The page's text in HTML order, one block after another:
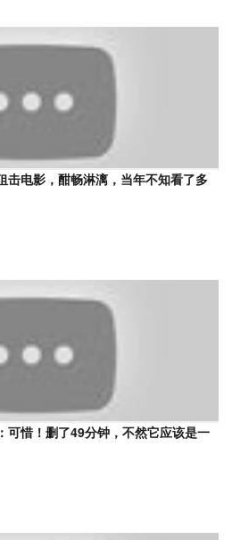
击电影，酣畅淋漓，当年不知看了多
可惜！删了49分钟，不然它应该是一